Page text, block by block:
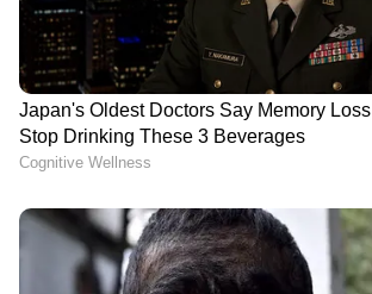
കുടിച്ചാലോ? ‍
International Tea Day: പ്രതിരോധശേഷി
വർധിപ്പിക്കാൻ കുടിക്കാം ശംഖുപുഷ്പ
ചായ; റെസിപ്പി
DOWNLOAD APP